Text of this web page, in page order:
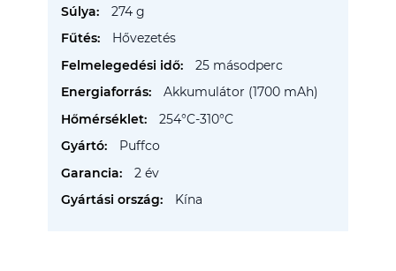
274 g
Hővezetés
25 másodperc
Akkumulátor (1700 mAh)
254°C-310°C
Puffco
2 év
Kína